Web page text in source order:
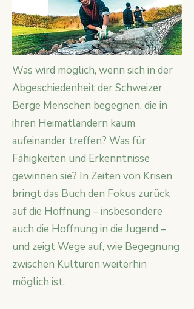
Was wird möglich, wenn sich in der
Abgeschiedenheit der Schweizer
Berge Menschen begegnen, die in
ihren Heimatländern kaum
aufeinander treffen? Was für
Fähigkeiten und Erkenntnisse
gewinnen sie? In Zeiten von Krisen
bringt das Buch den Fokus zurück
auf die Hoffnung – insbesondere
auch die Hoffnung in die Jugend –
und zeigt Wege auf, wie Begegnung
zwischen Kulturen weiterhin
möglich ist.